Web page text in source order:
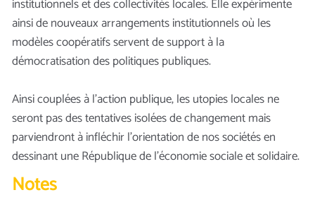
institutionnels et des collectivités locales. Elle expérimente
ainsi de nouveaux arrangements institutionnels où les
modèles coopératifs servent de support à la
démocratisation des politiques publiques.
Ainsi couplées à l’action publique, les utopies locales ne
seront pas des tentatives isolées de changement mais
parviendront à infléchir l’orientation de nos sociétés en
dessinant une République de l’économie sociale et solidaire.
Notes